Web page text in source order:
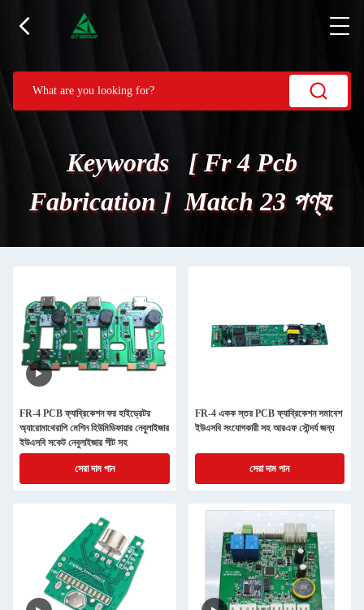
Keywords [ Fr 4 Pcb
Fabrication ] Match 23 পণ্য.
FR-4 PCB ফ্যাব্রিকেশন ফর হাইড্রেটর
অ্যারোমাথেরাপি মেশিন হিউমিডিফায়ার নেবুলাইজার
ইউএসবি সকেট নেবুলাইজার শীট সহ
সেরা দাম পান
FR-4 একক স্তর PCB ফ্যাব্রিকেশন সমাবেশ
ইউএসবি সংযোগকারী সহ আরএফ সৌন্দর্য জন্য
সেরা দাম পান